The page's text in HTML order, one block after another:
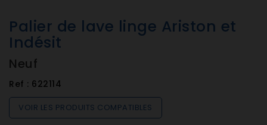
Palier de lave linge Ariston et
Indésit
Neuf
Ref : 622114
VOIR LES PRODUITS COMPATIBLES